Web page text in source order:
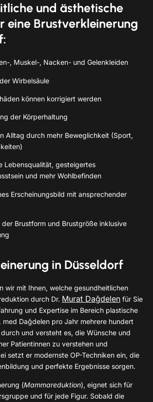
und ästhetische
eine Brustverkleinerung
, Muskel-, Nacken- und Gelenkleiden
Wirbelsäule
können korrigiert werden
der Körperhaltung
Alltag durch mehr Beweglichkeit (Sport,
Lebensqualität, gesteigertes
und mehr Wohlbefinden
Erscheinungsbild mit ansprechender
Brustform und Brustgröße inklusive
in Düsseldorf
wir mit Ihnen, welche gesundheitlichen
durch Dr. Murat Dağdelen für Sie
und Expertise im Bereich plastische
med Dağdelen pro Jahr mehrere hundert
und versteht es, die Wünsche und
Patientinnen zu verstehen und
setzt er modernste OP-Techniken ein, die
und perfekte Ergebnisse sorgen.
(Mammareduktion), eignet sich für
und für jede Figur. Sobald die